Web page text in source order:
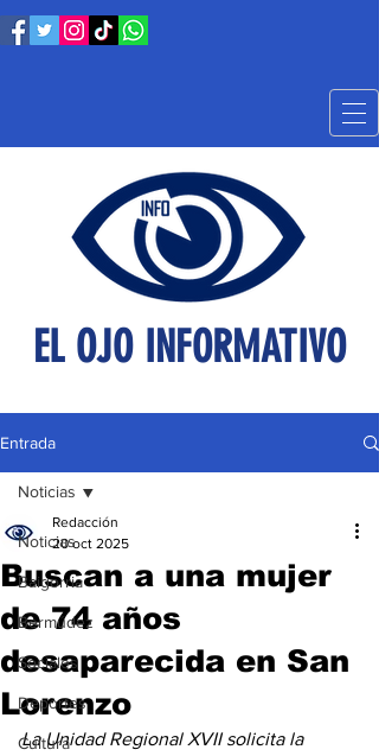
EL OJO INFORMATIVO
Entrada
Noticias
Baigorria
Bermúdez
Sociales
Deportes
Cultura
Noticias
Buscan a una mujer
de 74 años
desaparecida en San
Lorenzo
Redacción
20 oct 2025
La Unidad Regional XVII solicita la